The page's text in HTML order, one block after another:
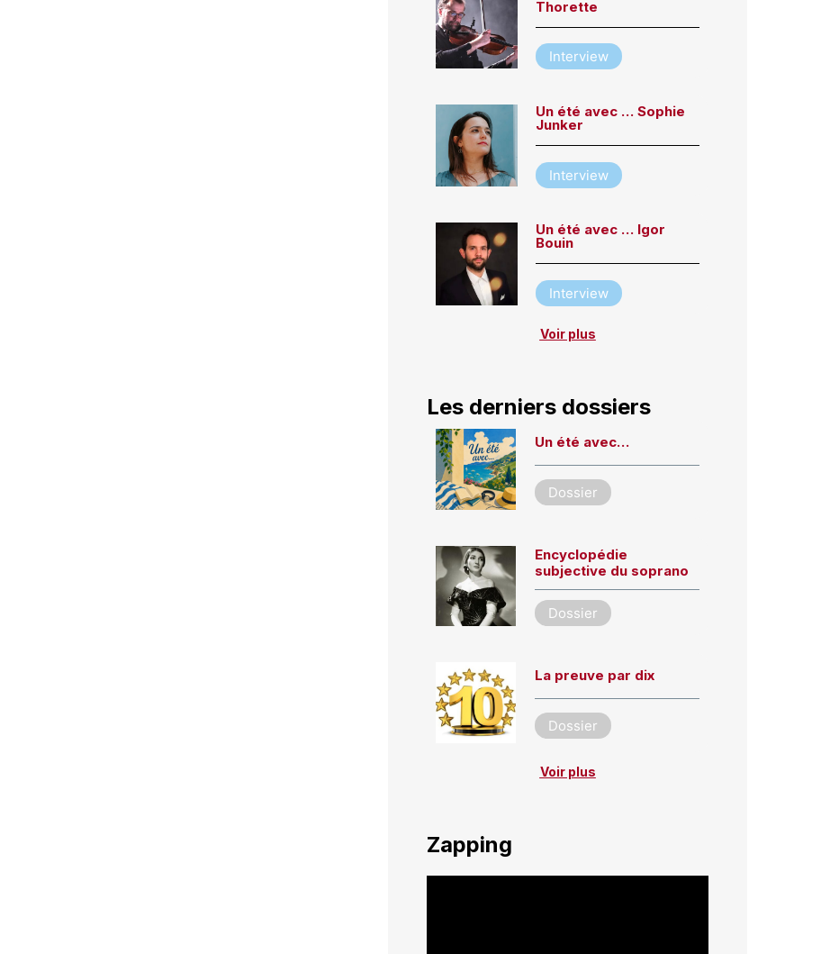
Thorette
Interview
Un été avec … Sophie
Junker
Interview
Un été avec … Igor
Bouin
Interview
Voir plus
Les derniers dossiers
Un été avec…
Dossier
Encyclopédie
subjective du soprano
Dossier
La preuve par dix
Dossier
Voir plus
Zapping